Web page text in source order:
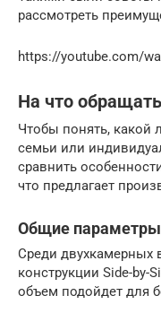
рассмотреть
https://youtube.com/
На что
Чтобы понять, какой
семьи или
сравнить
что предлагает
Общие параметры
Среди двухкамерных
конструкции Side-
объем подойдет для